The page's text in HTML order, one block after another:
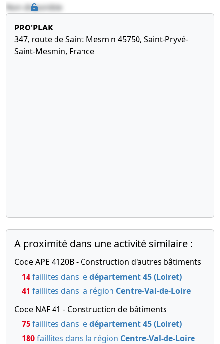
Non disponible
PRO'PLAK
347, route de Saint Mesmin 45750, Saint-Pryvé-
Saint-Mesmin, France
A proximité dans une activité similaire :
Code APE 4120B - Construction d'autres bâtiments
14faillites dans ledépartement 45 (Loiret)
41 faillites dans la région Centre-Val-de-Loire
Code NAF 41 - Construction de bâtiments
75faillites dans ledépartement 45 (Loiret)
180faillites dans la région Centre-Val-de-Loire